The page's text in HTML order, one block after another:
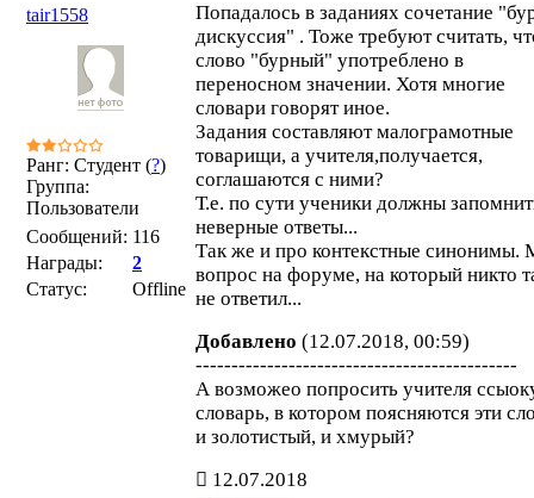
tair1558
Ранг: Студент (?)
Группа:
Пользователи
Сообщений: 116
Награды:
2
Статус:
Offline
Попадалось в заданиях сочетание
дискуссия" . Тоже требуют считать,
слово "бурный" употреблено в
переносном значении. Хотя многие
словари говорят иное.
Задания составляют малограмотные
товарищи, а учителя,получается,
соглашаются с ними?
Т.е. по сути ученики должны
неверные ответы...
Так же и про контекстные синонимы.
вопрос на форуме, на который никто
не ответил...
Добавлено (12.07.2018, 00:59)
---------------------------------------------
А возможео попросить учителя
словарь, в котором поясняются эти
и золотистый, и хмурый?
12.07.2018